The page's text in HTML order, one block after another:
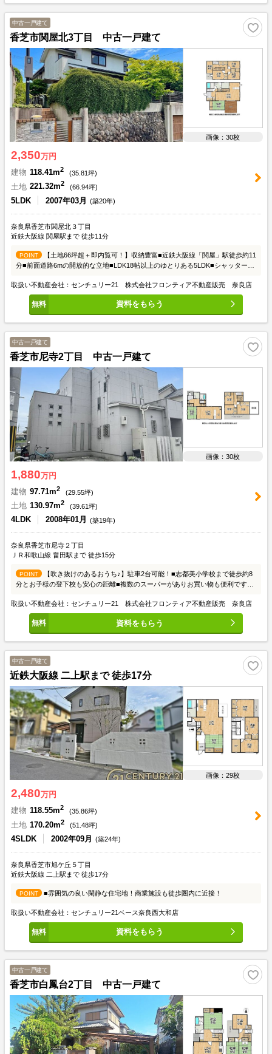
中古一戸建て
香芝市関屋北3丁目 中古一戸建て
画像：30枚
2,350万円
建物 118.41m2 (35.81坪)
土地 221.32m2 (66.94坪)
5LDK 2007年03月 (築20年)
奈良県香芝市関屋北３丁目
近鉄大阪線 関屋駅まで 徒歩11分
POINT
【土地66坪超＋即内覧可！】収納豊富■近鉄大阪線「関屋」駅徒歩約11
分■前面道路6mの開放的な立地■LDK18帖以上のゆとりある5LDK■シャッター付
取扱い不動産会社：センチュリー21 株式会社フロンティア不動産販売 奈良店
資料をもらう
中古一戸建て
香芝市尼寺2丁目 中古一戸建て
画像：30枚
1,880万円
建物 97.71m2 (29.55坪)
土地 130.97m2 (39.61坪)
4LDK 2008年01月 (築19年)
奈良県香芝市尼寺２丁目
ＪＲ和歌山線 畠田駅まで 徒歩15分
POINT
【吹き抜けのあるおうち♪】駐車2台可能！■志都美小学校まで徒歩約8
分とお子様の登下校も安心の距離■複数のスーパーがありお買い物も便利です
取扱い不動産会社：センチュリー21 株式会社フロンティア不動産販売 奈良店
資料をもらう
中古一戸建て
近鉄大阪線 二上駅まで 徒歩17分
画像：29枚
2,480万円
建物 118.55m2 (35.86坪)
土地 170.20m2 (51.48坪)
4SLDK 2002年09月 (築24年)
奈良県香芝市旭ケ丘５丁目
近鉄大阪線 二上駅まで 徒歩17分
POINT ■雰囲気の良い閑静な住宅地！商業施設も徒歩圏内に近接！
取扱い不動産会社：センチュリー21ベース奈良西大和店
資料をもらう
中古一戸建て
香芝市白鳳台2丁目 中古一戸建て